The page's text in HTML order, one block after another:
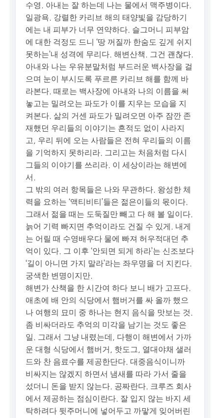
수영. 아내는 잘 하는데 나는 물에서 맥주병이다.
일광욕. 강렬한 카리브 해의 태양빛을 감당하기
에는 내 피부가 너무 연약하다. 슬그머니 피부암
에 대한 걱정도 드니 ‘땅 꺼질까 한숨도 깊게 쉬지
못하는’내 성격에 무리다. 해변산책. 그건 괜찮다.
아내와 나는 우유분말처럼 부드러운 백사장을 걸
으며 눈이 부시도록 푸르른 카리브 해를 함께 바
라본다. 때로는 백사장에 아내와 나의 이름을 써
놓고는 밀려오는 파도가 이를 지우는 모습을 지
켜본다. 삶의 거센 파도가 밀려오면 아주 잠깐 존
재했던 우리들의 이야기는 흔적도 없이 사라지
고, 우리 뒤에 오는 사람들은 전혀 우리들의 이름
을 기억하지 못하리라. 그리고는 처음처럼 다시
그들의 이야기를 쓰리라. 이 세상이라는 해변에
서.
그 밖의 여러 항목들은 나와 무관하다. 왕성한 체
력을 요하는 ‘액티비티’들은 젊은이들의 몫이다.
그래서 젊을 때는 도둑질만 빼고 다 해 볼 일이다.
늙어 기력 빠지면 추억이라도 건질 수 있게. 내게
는 어릴 때 수영배우다 물에 빠져 허우적대던 추
억이 있다. 그 이후 ‘안되면 되게 하라’는 신조보다
‘길이 아니면 가지 말라’라는 좌우명을 더 지킨다.
궁색한 변명이지만.
해변가 산책을 한 시간여 하다 보니 배가 고프다.
애초에 배 안의 식당에서 햄버거를 싸 올까 했으
나 여행의 묘미 중 하나는 현지 음식을 맛보는 것.
좀 비싸더라도 추억의 미각을 남기는 것도 좋은
일. 그래서 그냥 내렸는데, 다행이 해변에서 가까
운 대형 식당에서 햄버거, 핫도그, 열대야채 샐러
드와 찬 음료수를 제공한단다. 대중음식이니까
비싸지는 않겠지 하면서 냄새를 따라 가서 줄을
섰더니 돈을 받지 않는다. 공짜란다. 크루즈 회사
에서 제공하는 점심이란다. 잘 입지 않는 바지 세
탁하려다 뒷주머니에 넣어두고 까맣게 잊어버린